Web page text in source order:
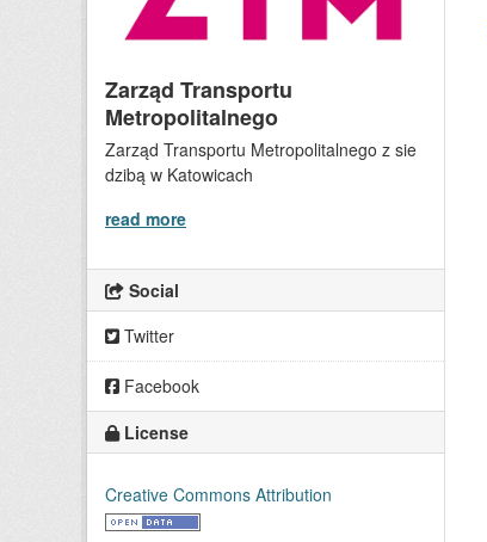
Zarząd Transportu
Metropolitalnego
Zarząd Transportu Metropolitalnego z sie
dzibą w Katowicach
read more
Social
Twitter
Facebook
License
Creative Commons Attribution